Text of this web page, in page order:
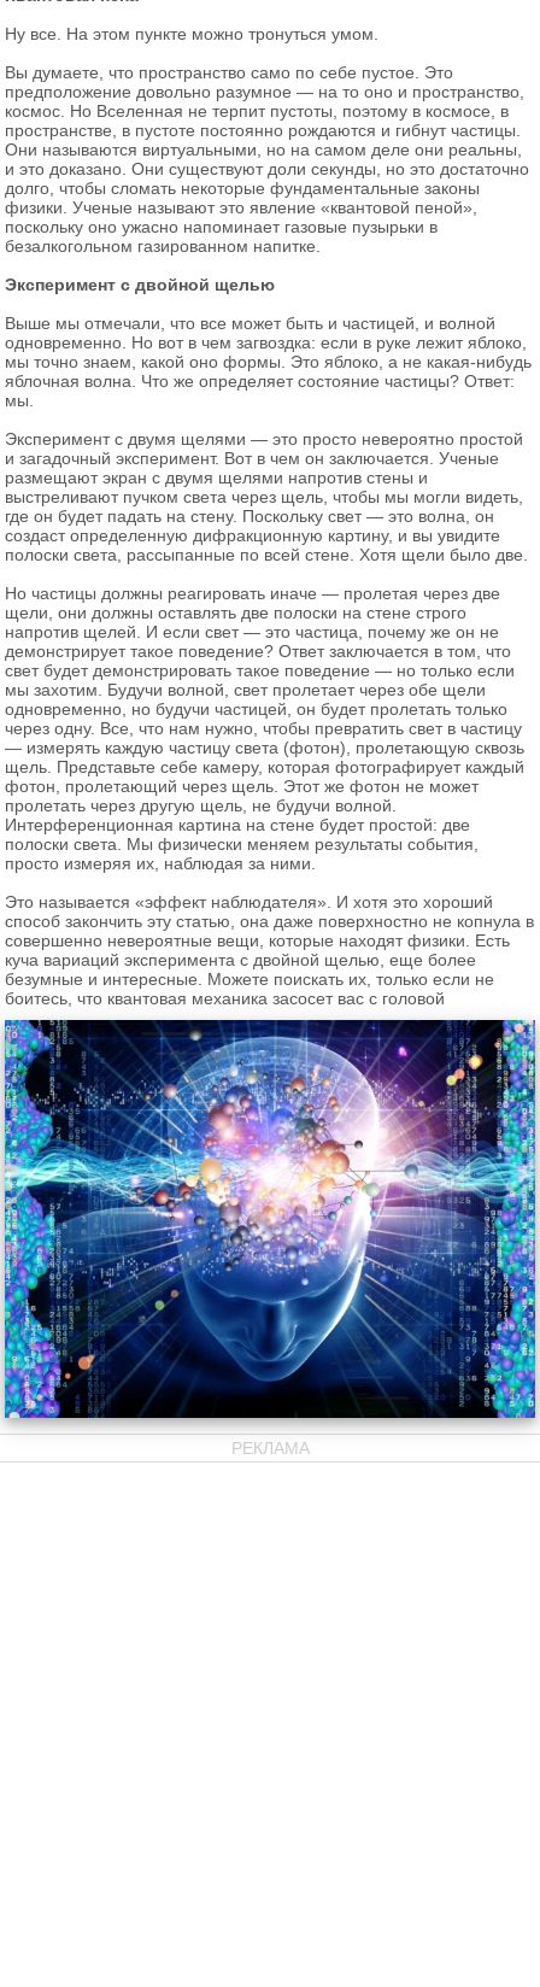
Ну все. На этом пункте можно тронуться умом.
Вы думаете, что пространство само по себе пустое. Это
предположение довольно разумное — на то оно и пространство,
космос. Но Вселенная не терпит пустоты, поэтому в космосе, в
пространстве, в пустоте постоянно рождаются и гибнут частицы.
Они называются виртуальными, но на самом деле они реальны,
и это доказано. Они существуют доли секунды, но это достаточно
долго, чтобы сломать некоторые фундаментальные законы
физики. Ученые называют это явление «квантовой пеной»,
поскольку оно ужасно напоминает газовые пузырьки в
безалкогольном газированном напитке.
Эксперимент с двойной щелью
Выше мы отмечали, что все может быть и частицей, и волной
одновременно. Но вот в чем загвоздка: если в руке лежит яблоко,
мы точно знаем, какой оно формы. Это яблоко, а не какая-нибудь
яблочная волна. Что же определяет состояние частицы? Ответ:
мы.
Эксперимент с двумя щелями — это просто невероятно простой
и загадочный эксперимент. Вот в чем он заключается. Ученые
размещают экран с двумя щелями напротив стены и
выстреливают пучком света через щель, чтобы мы могли видеть,
где он будет падать на стену. Поскольку свет — это волна, он
создаст определенную дифракционную картину, и вы увидите
полоски света, рассыпанные по всей стене. Хотя щели было две.
Но частицы должны реагировать иначе — пролетая через две
щели, они должны оставлять две полоски на стене строго
напротив щелей. И если свет — это частица, почему же он не
демонстрирует такое поведение? Ответ заключается в том, что
свет будет демонстрировать такое поведение — но только если
мы захотим. Будучи волной, свет пролетает через обе щели
одновременно, но будучи частицей, он будет пролетать только
через одну. Все, что нам нужно, чтобы превратить свет в частицу
— измерять каждую частицу света (фотон), пролетающую сквозь
щель. Представьте себе камеру, которая фотографирует каждый
фотон, пролетающий через щель. Этот же фотон не может
пролетать через другую щель, не будучи волной.
Интерференционная картина на стене будет простой: две
полоски света. Мы физически меняем результаты события,
просто измеряя их, наблюдая за ними.
Это называется «эффект наблюдателя». И хотя это хороший
способ закончить эту статью, она даже поверхностно не копнула в
совершенно невероятные вещи, которые находят физики. Есть
куча вариаций эксперимента с двойной щелью, еще более
безумные и интересные. Можете поискать их, только если не
боитесь, что квантовая механика засосет вас с головой
РЕКЛАМА